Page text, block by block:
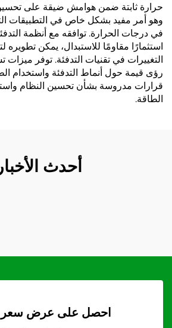
حرارة ثابتة ضمن هوامش ضيقة على
وهو أمر مفيد بشكل خاص في التطبيقات
في درجات الحرارة. توافقه مع أنظمة
استثمارًا مقاومًا للاستبدال، يمكن تطويره
التغييرات في تقنيات التدفئة. توفر ميزات
رؤى قيمة حول أنماط التدفئة واستخدام
قرارات مدروسة بشأن تحسين النظام
الطاقة.
أحدث الأخبار
احصل على عرض سعر